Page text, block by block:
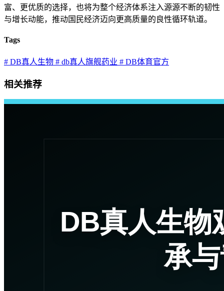
富、更优质的选择，也将为整个经济体系注入源源不断的韧性
与增长动能，推动国民经济迈向更高质量的良性循环轨道。
Tags
# DB真人生物 # db真人旗舰药业 # DB体育官方
相关推荐